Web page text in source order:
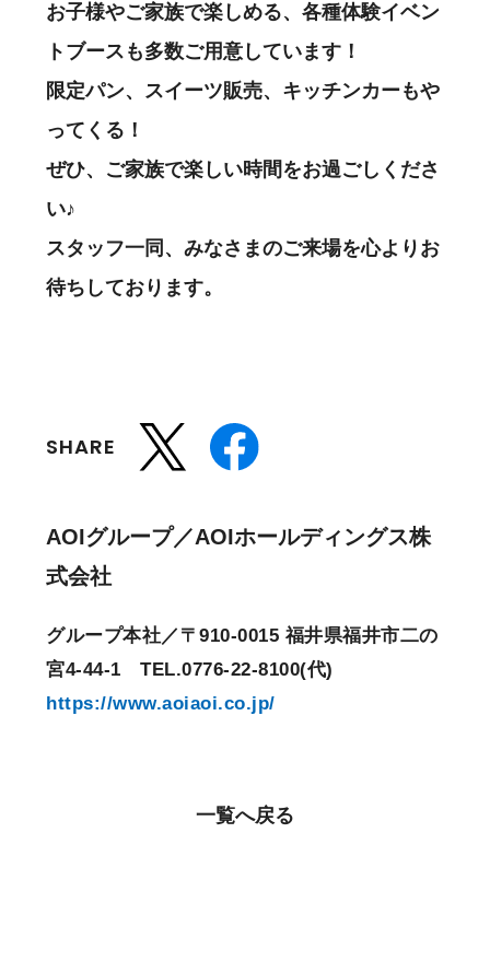
お子様やご家族で楽しめる、各種体験イベン
トブースも多数ご用意しています！
限定パン、スイーツ販売、キッチンカーもや
ってくる！
ぜひ、ご家族で楽しい時間をお過ごしくださ
い♪
スタッフ一同、みなさまのご来場を心よりお
待ちしております。
SHARE
AOIグループ／AOIホールディングス株
式会社
グループ本社／〒910-0015 福井県福井市二の
宮4-44-1 TEL.0776-22-8100(代)
https://www.aoiaoi.co.jp/
一覧へ戻る